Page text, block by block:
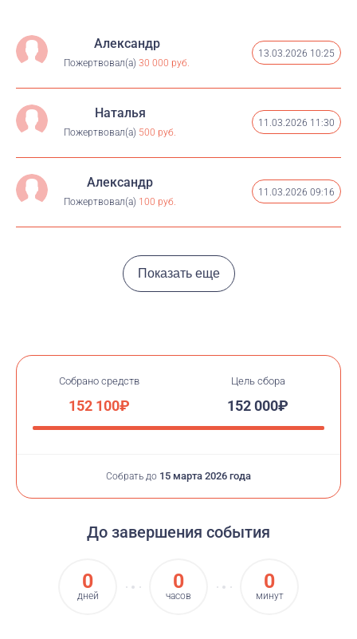
Александр
Пожертвовал(а) 30 000 руб.
13.03.2026 10:25
Наталья
Пожертвовал(а) 500 руб.
11.03.2026 11:30
Александр
Пожертвовал(а) 100 руб.
11.03.2026 09:16
Показать еще
Собрано средств
152 100₽
Цель сбора
152 000₽
Собрать до 15 марта 2026 года
До завершения события
0
дней
0
часов
0
минут